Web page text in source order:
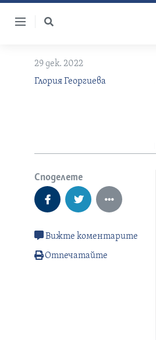
Skip
29 дек. 2022
Глория Георгиева
Споделете
Вижте коментарите
Отпечатайте